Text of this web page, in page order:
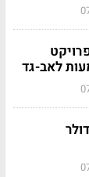
קונה 49% מפרויקט
לאב-גד
דולר